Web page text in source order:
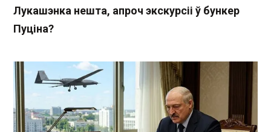
Лукашэнка нешта, апроч экскурсіі ў бункер
Пуціна?